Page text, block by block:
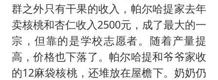
群之外只有干果的收入，帕尔哈提家去年
卖核桃和杏仁收入2500元，成了最大的一
宗，但靠的是学校志愿者。随着产量提
高，价格也下落了。帕尔哈提和爷爷家收
的12麻袋核桃，还堆放在屋檐下。奶奶仍